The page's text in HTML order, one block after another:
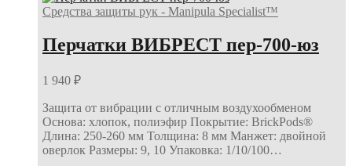
Средства защиты рук - Manipula Specialist™
Перчатки ВИБРЕСТ пер-700-юз
1 940 ₽
Защита от вибрации с отличным воздухообменом
Основа: хлопок, полиэфир Покрытие: BrickPods®
Длина: 250-260 мм Толщина: 8 мм Манжет: двойной
оверлок Размеры: 9, 10 Упаковка: 1/10/100…